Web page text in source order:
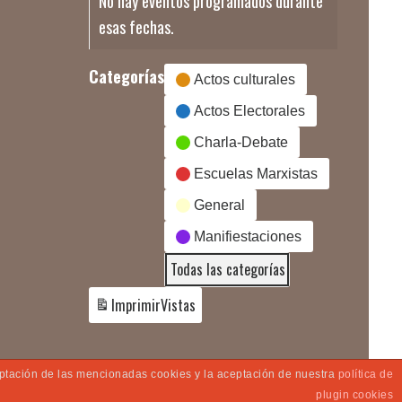
esas fechas.
Categorías Actos culturales
Actos Electorales
Charla-Debate
Escuelas Marxistas
General
Manifiestaciones
Todas las categorías
ImprimirVistas
de las mencionadas cookies y la aceptación de nuestra política de
plugin cookies